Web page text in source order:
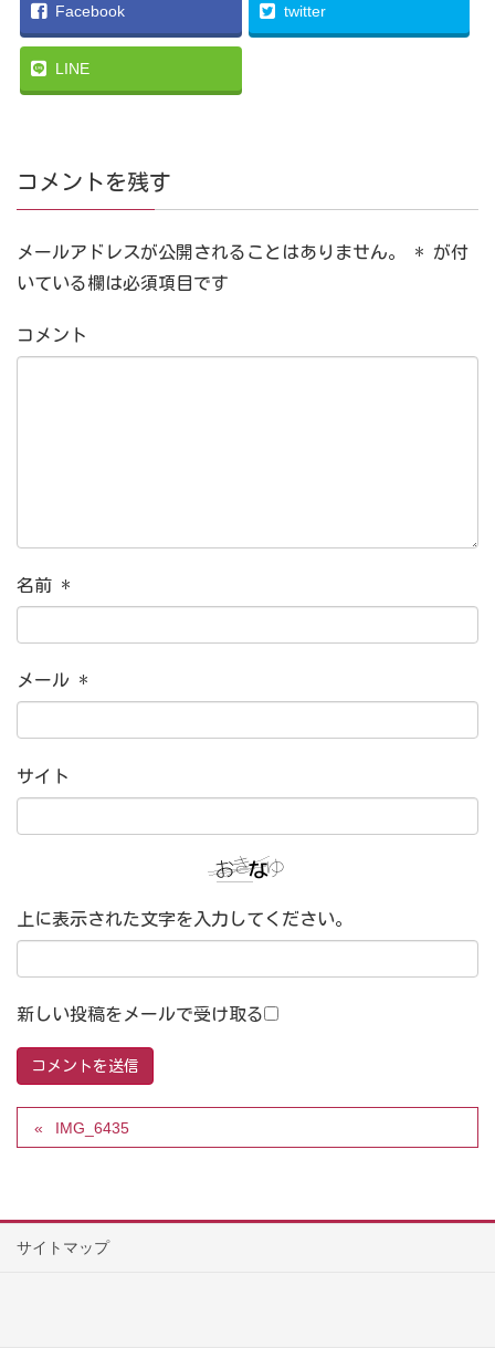
Facebook twitter
LINE
コメントを残す
メールアドレスが公開されることはありません。 * が付
いている欄は必須項目です
コメント
名前 *
メール *
サイト
上に表示された文字を入力してください。
新しい投稿をメールで受け取る
IMG_6435
サイトマップ